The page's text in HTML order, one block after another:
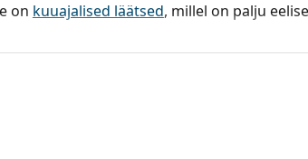
on kuuajalised läätsed, millel on palju
HydraGlyde Moisture Matrix pakub
jaoks.